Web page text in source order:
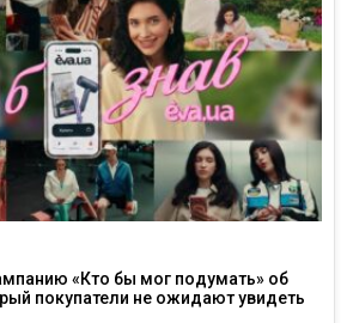
«Кто бы мог подумать» об
покупатели не ожидают увидеть